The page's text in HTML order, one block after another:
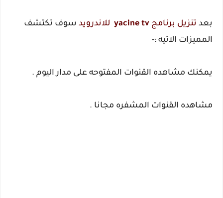
بعد تنزيل برنامج yacine tv للاندرويد سوف تكتشف
المميزات الاتيه :-
يمكنك مشاهده القنوات المفتوحه على مدار اليوم .
مشاهده القنوات المشفره مجانا .